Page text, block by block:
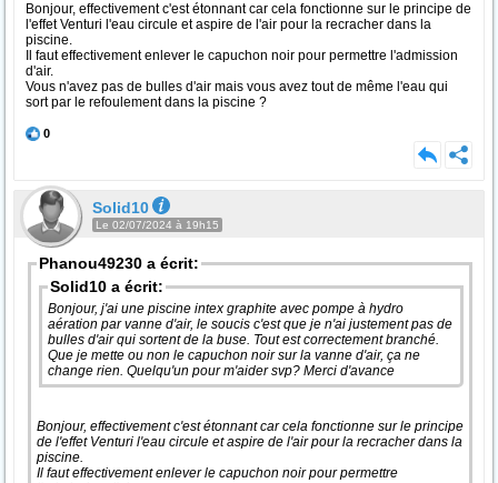
Bonjour, effectivement c'est étonnant car cela fonctionne sur le principe de
l'effet Venturi l'eau circule et aspire de l'air pour la recracher dans la
piscine.
Il faut effectivement enlever le capuchon noir pour permettre l'admission
d'air.
Vous n'avez pas de bulles d'air mais vous avez tout de même l'eau qui
sort par le refoulement dans la piscine ?
0
Solid10
Le 02/07/2024 à 19h15
Phanou49230 a écrit:
Solid10 a écrit:
Bonjour, j'ai une piscine intex graphite avec pompe à hydro
aération par vanne d'air, le soucis c'est que je n'ai justement pas de
bulles d'air qui sortent de la buse. Tout est correctement branché.
Que je mette ou non le capuchon noir sur la vanne d'air, ça ne
change rien. Quelqu'un pour m'aider svp? Merci d'avance
Bonjour, effectivement c'est étonnant car cela fonctionne sur le principe
de l'effet Venturi l'eau circule et aspire de l'air pour la recracher dans la
piscine.
Il faut effectivement enlever le capuchon noir pour permettre